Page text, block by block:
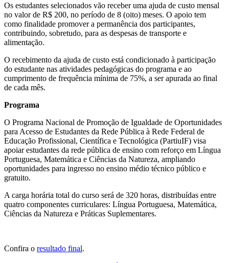
Os estudantes selecionados vão receber uma ajuda de custo mensal
no valor de R$ 200, no período de 8 (oito) meses. O apoio tem
como finalidade promover a permanência dos participantes,
contribuindo, sobretudo, para as despesas de transporte e
alimentação.
O recebimento da ajuda de custo está condicionado à participação
do estudante nas atividades pedagógicas do programa e ao
cumprimento de frequência mínima de 75%, a ser apurada ao final
de cada mês.
Programa
O Programa Nacional de Promoção de Igualdade de Oportunidades
para Acesso de Estudantes da Rede Pública à Rede Federal de
Educação Profissional, Científica e Tecnológica (PartiuIF) visa
apoiar estudantes da rede pública de ensino com reforço em Língua
Portuguesa, Matemática e Ciências da Natureza, ampliando
oportunidades para ingresso no ensino médio técnico público e
gratuito.
A carga horária total do curso será de 320 horas, distribuídas entre
quatro componentes curriculares: Língua Portuguesa, Matemática,
Ciências da Natureza e Práticas Suplementares.
Confira o resultado final.